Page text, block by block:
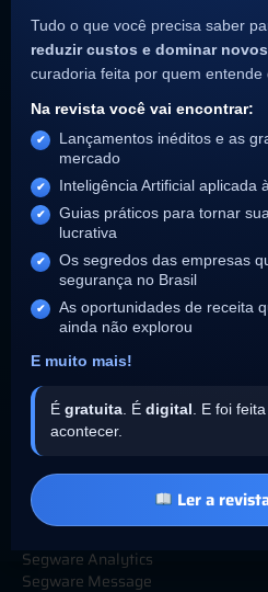
Institucional
Sobre
25 anos Segware
Parceiros Integradores
Trabalhe Conosco
Política de Privacidade
Termos de Uso
Relatório de Transparência
Soluções
Segware SIGMA AI
Segware Access
Segware Access Concierge
Segware VMS
Segware Analytics
Segware Message
Tudo o que você precisa saber
reduzir custos e dominar
curadoria feita por quem entende
Na revista você vai encontrar:
Lançamentos inéditos e as
mercado
Inteligência Artificial aplicada
Guias práticos para tornar
lucrativa
Os segredos das empresas
segurança no Brasil
As oportunidades de receita
ainda não explorou
E muito mais!
É gratuita. É digital . E foi
acontecer.
Ler a